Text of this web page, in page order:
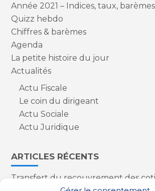
Année 2021 – Indices, taux,
Quizz hebdo
Chiffres & barèmes
Agenda
La petite histoire du jour
Actualités
Actu Fiscale
Le coin du dirigeant
Actu Sociale
Actu Juridique
ARTICLES RÉCENTS
Transfert du recouvrement des
l’Urssaf : des nouveautés